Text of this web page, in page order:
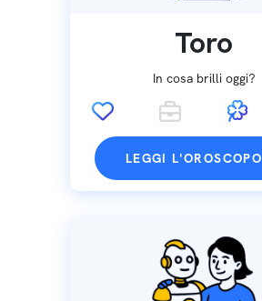
Toro
In cosa brilli oggi?
LEGGI L'OROSCOPO